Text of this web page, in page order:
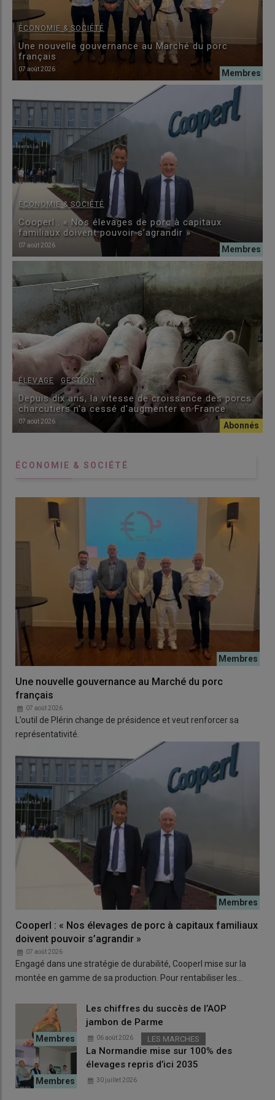
ÉCONOMIE & SOCIÉTÉ
Une nouvelle gouvernance au Marché du porc
français
07 août 2026
ÉCONOMIE & SOCIÉTÉ
Cooperl : « Nos élevages de porc à capitaux
familiaux doivent pouvoir s’agrandir »
07 août 2026
ÉLEVAGE GESTION
Depuis dix ans, la vitesse de croissance des porcs
charcutiers n'a cessé d'augmenter en France
07 août 2026
ÉCONOMIE & SOCIÉTÉ
Une nouvelle gouvernance au Marché du porc
français
07 août 2026
L’outil de Plérin change de présidence et veut renforcer sa
représentativité.
Cooperl : « Nos élevages de porc à capitaux familiaux
doivent pouvoir s’agrandir »
07 août 2026
Engagé dans une stratégie de durabilité, Cooperl mise sur la
montée en gamme de sa production. Pour rentabiliser les…
Les chiffres du succès de l’AOP
jambon de Parme
06 août 2026 LES MARCHES
La Normandie mise sur 100% des
élevages repris d’ici 2035
30 juillet 2026